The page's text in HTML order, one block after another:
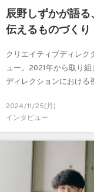
辰野しずかが語
伝えるものづくり
クリエイティブディレク
ュー。2021年から取り
ディレクションにおける
2024/11/25(月)
インタビュー